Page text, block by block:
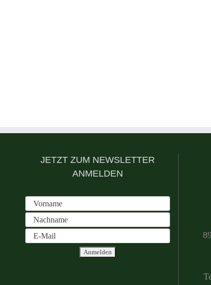
JETZT ZUM NEWSLETTER
ANMELDEN